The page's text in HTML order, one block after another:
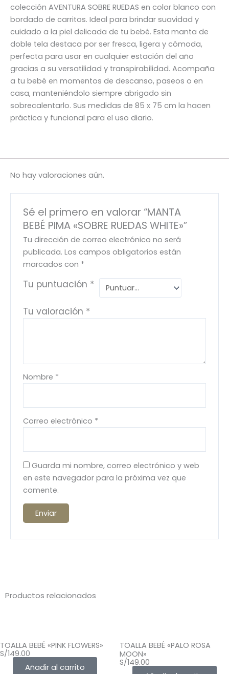
colección AVENTURA SOBRE RUEDAS en color blanco con
bordado de carritos. Ideal para brindar suavidad y
cuidado a la piel delicada de tu bebé. Esta manta de
doble tela destaca por ser fresca, ligera y cómoda,
perfecta para usar en cualquier estación del año
gracias a su versatilidad y transpirabilidad. Acompaña
a tu bebé en momentos de descanso, paseos o en
casa, manteniéndolo siempre abrigado sin
sobrecalentarlo. Sus medidas de 85 x 75 cm la hacen
práctica y funcional para el uso diario.
No hay valoraciones aún.
Sé el primero en valorar “MANTA
BEBÉ PIMA «SOBRE RUEDAS WHITE»”
Tu dirección de correo electrónico no será
publicada. Los campos obligatorios están
marcados con *
Tu puntuación *
Tu valoración *
Nombre *
Correo electrónico *
Guarda mi nombre, correo electrónico y web
en este navegador para la próxima vez que
comente.
Productos relacionados
TOALLA BEBÉ «PINK FLOWERS»
S/149.00
Añadir al carrito
TOALLA BEBÉ «PALO ROSA
MOON»
S/149.00